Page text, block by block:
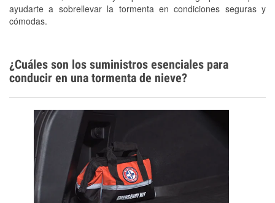
ayudarte a sobrellevar la tormenta en condiciones seguras y
cómodas.
¿Cuáles son los suministros esenciales para
conducir en una tormenta de nieve?